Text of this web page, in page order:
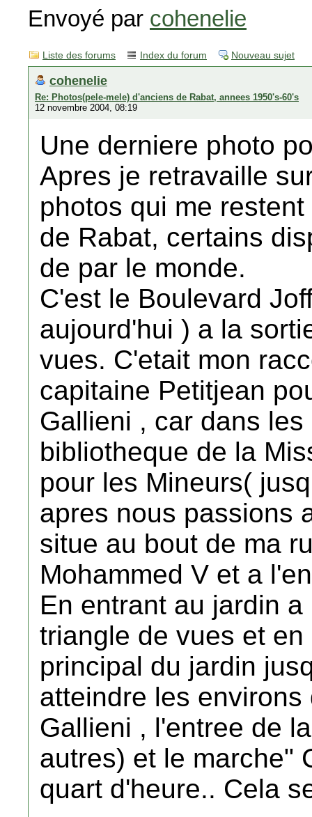
Envoyé par cohenelie
Liste des forums Index du forum Nouveau sujet
cohenelie
Re: Photos(pele-mele) d'anciens de Rabat, annees 1950's-60's
12 novembre 2004, 08:19
Une derniere photo
Apres je retravaille
photos qui me
de Rabat, certains
de par le monde.
C'est le Boulevard
aujourd'hui ) a la
vues. C'etait mon
capitaine Petitjean
Gallieni , car dans
bibliotheque de la
pour les Mineurs(
apres nous passions
situe au bout de ma
Mohammed V et a
En entrant au jardin
triangle de vues et
principal du jardin
atteindre les
Gallieni , l'entree de
autres) et le marche"
quart d'heure.. Cela